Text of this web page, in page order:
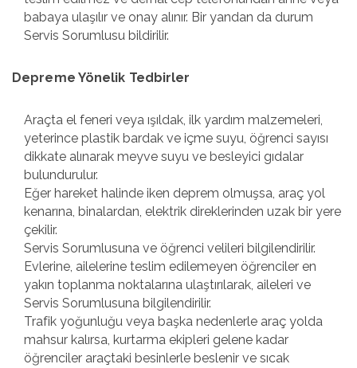
babaya ulaşılır ve onay alınır. Bir yandan da durum
Servis Sorumlusu bildirilir.
Depreme Yönelik Tedbirler
Araçta el feneri veya ışıldak, ilk yardım malzemeleri,
yeterince plastik bardak ve içme suyu, öğrenci sayısı
dikkate alınarak meyve suyu ve besleyici gıdalar
bulundurulur.
Eğer hareket halinde iken deprem olmuşsa, araç yol
kenarına, binalardan, elektrik direklerinden uzak bir yere
çekilir.
Servis Sorumlusuna ve öğrenci velileri bilgilendirilir.
Evlerine, ailelerine teslim edilemeyen öğrenciler en
yakın toplanma noktalarına ulaştırılarak, aileleri ve
Servis Sorumlusuna bilgilendirilir.
Trafik yoğunluğu veya başka nedenlerle araç yolda
mahsur kalırsa, kurtarma ekipleri gelene kadar
öğrenciler araçtaki besinlerle beslenir ve sıcak